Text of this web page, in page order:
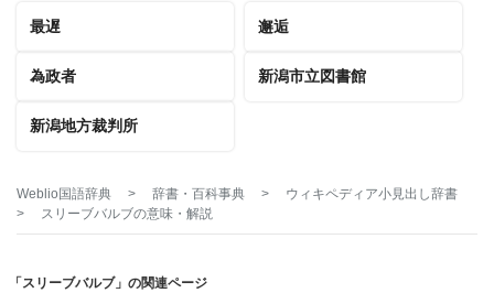
最遅 邂逅
為政者 新潟市立図書館
新潟地方裁判所
Weblio国語辞典 > 辞書・百科事典 >
ウィキペディア小見出し辞書
>
スリーブバルブの意味・解説
「スリーブバルブ」の関連ページ